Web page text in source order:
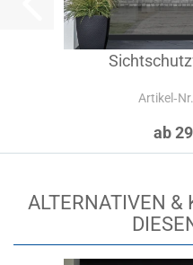
ab
ALTERNATIVEN &